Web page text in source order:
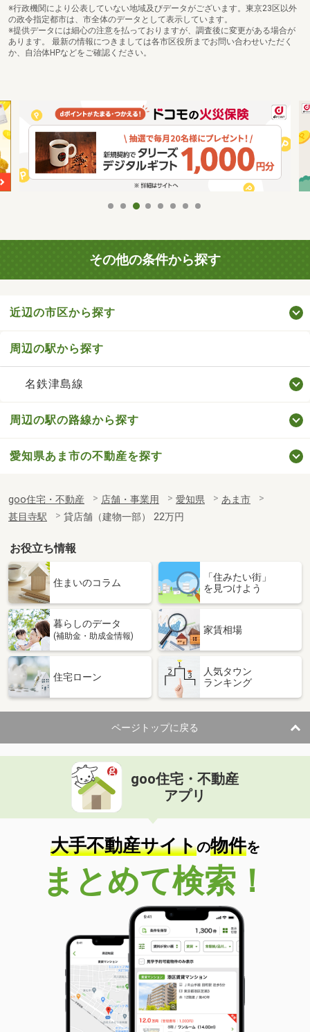
※行政機関により公表していない地域及びデータがございます。東京23区以外
の政令指定都市は、市全体のデータとして表示しています。
※提供データには細心の注意を払っておりますが、調査後に変更がある場合が
あります。 最新の情報につきましては各市区役所までお問い合わせいただく
か、自治体HPなどをご確認ください。
その他の条件から探す
近辺の市区から探す
周辺の駅から探す
名鉄津島線
周辺の駅の路線から探す
愛知県あま市の不動産を探す
goo住宅・不動産 店舗・事業用 愛知県
あま市
甚目寺駅
貸店舗（建物一部） 22万円
お役立ち情報
住まいのコラム
「住みたい街」
を見つけよう
暮らしのデータ
(補助金・助成金情報)
家賃相場
住宅ローン
人気タウン
ランキング
ページトップに戻る
goo住宅・不動産
アプリ
大手不動産サイトの物件を
まとめて検索！